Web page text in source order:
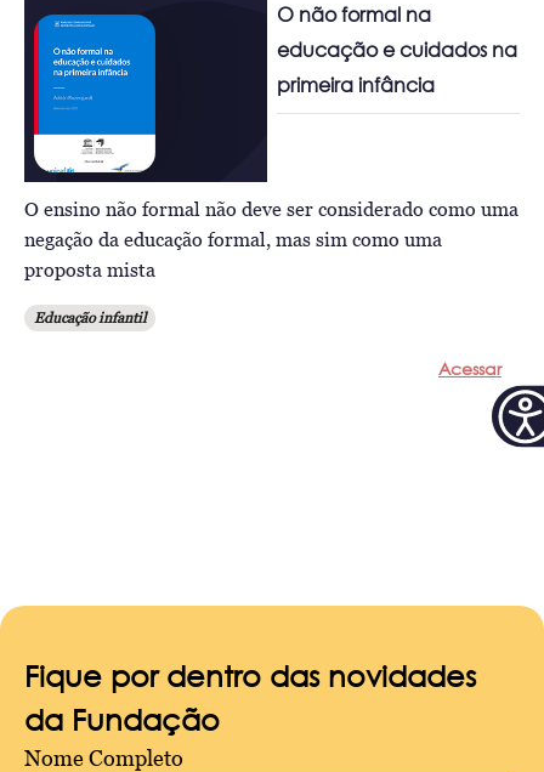
O não formal na
educação e cuidados na
primeira infância
O ensino não formal não deve ser considerado como uma
negação da educação formal, mas sim como uma
proposta mista
Educação infantil
Acessar
Fique por dentro das novidades
da Fundação
Nome Completo